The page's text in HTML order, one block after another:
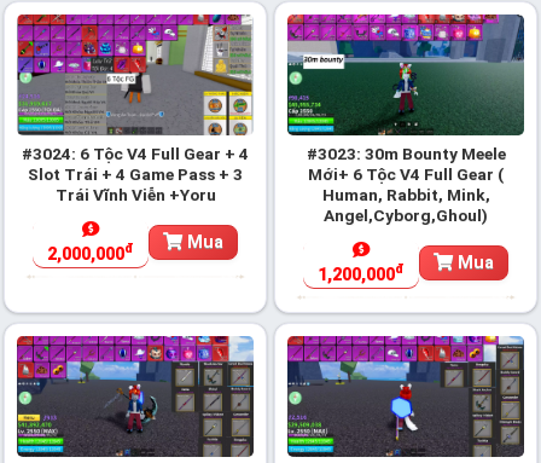
#3024: 6 Tộc V4 Full Gear + 4
Slot Trái + 4 Game Pass + 3
Trái Vĩnh Viễn +Yoru
2,000,000đ Mua
#3023: 30m Bounty Meele
Mới+ 6 Tộc V4 Full Gear (
Human, Rabbit, Mink,
Angel,Cyborg,Ghoul)
1,200,000đ Mua